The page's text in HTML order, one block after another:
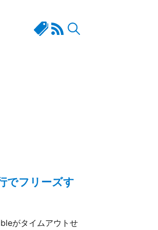
でフリーズす
がタイムアウトせ